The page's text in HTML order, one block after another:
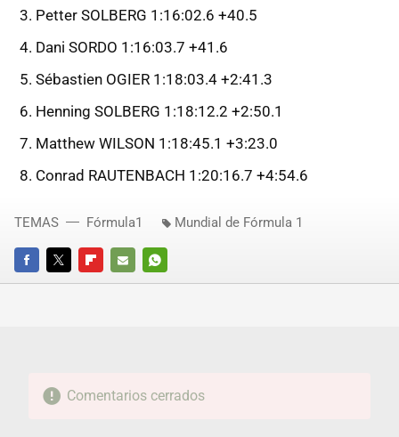
Petter SOLBERG 1:16:02.6 +40.5
Dani SORDO 1:16:03.7 +41.6
Sébastien OGIER 1:18:03.4 +2:41.3
Henning SOLBERG 1:18:12.2 +2:50.1
Matthew WILSON 1:18:45.1 +3:23.0
Conrad RAUTENBACH 1:20:16.7 +4:54.6
FACEBOOKTWITTERFLIPBOARD
E-
WHATSAPP
TEMAS Fórmula1 Mundial de Fórmula 1
Comentarios cerrados